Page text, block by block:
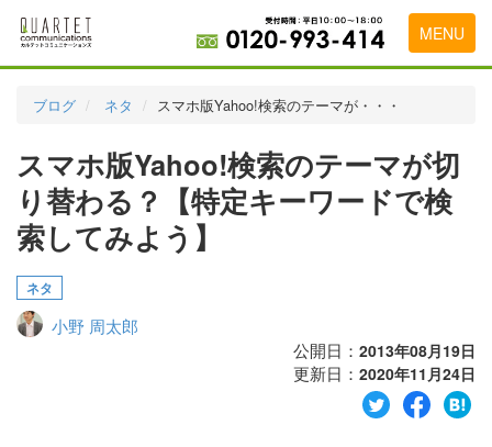
MENU
実績・お客様の声
初めて導入をお考えの方
広告代理店・HP制作会社様へ
ブログ ネタ スマホ版Yahoo!検索のテーマが・・・
スマホ版Yahoo!検索のテーマが切
り替わる？【特定キーワードで検
索してみよう】
ネタ
小野 周太郎
公開日： 2013年08月19日
更新日： 2020年11月24日